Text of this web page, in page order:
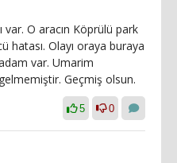
O aracın Köprülü park
hatası. Olayı oraya buraya
var. Umarim
Geçmiş olsun.
5 0